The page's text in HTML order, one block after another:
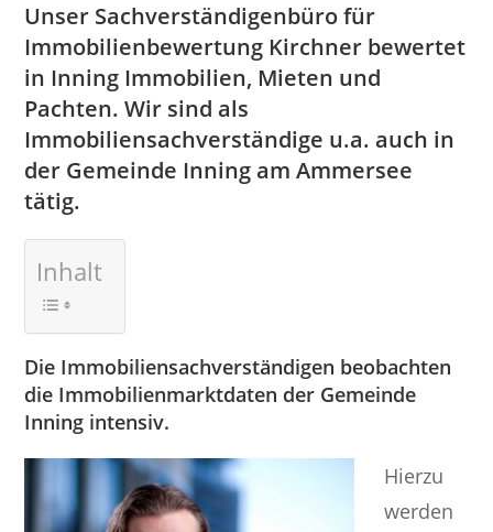
Unser Sachverständigenbüro für
Immobilienbewertung Kirchner bewertet
in Inning Immobilien, Mieten und
Pachten. Wir sind als
Immobiliensachverständige u.a. auch in
der Gemeinde Inning am Ammersee
tätig.
Inhalt
Die Immobiliensachverständigen beobachten
die Immobilienmarktdaten der Gemeinde
Inning intensiv.
Hierzu
werden